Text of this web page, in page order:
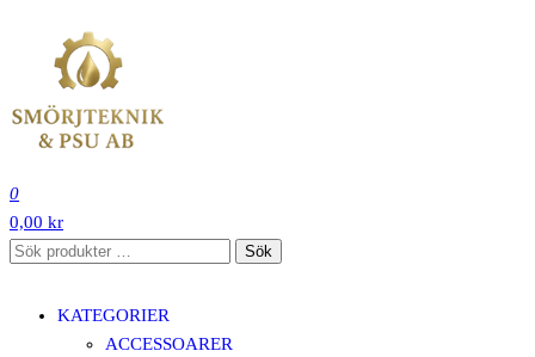
innehåll
0
0,00 kr
Sök
Sök
KATEGORIER
ACCESSOARER